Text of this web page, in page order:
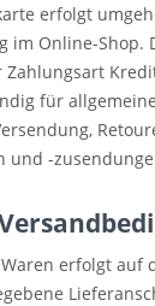
erfolgt
im Online-Shop.
Zahlungsart
für
und -
erfolgt auf